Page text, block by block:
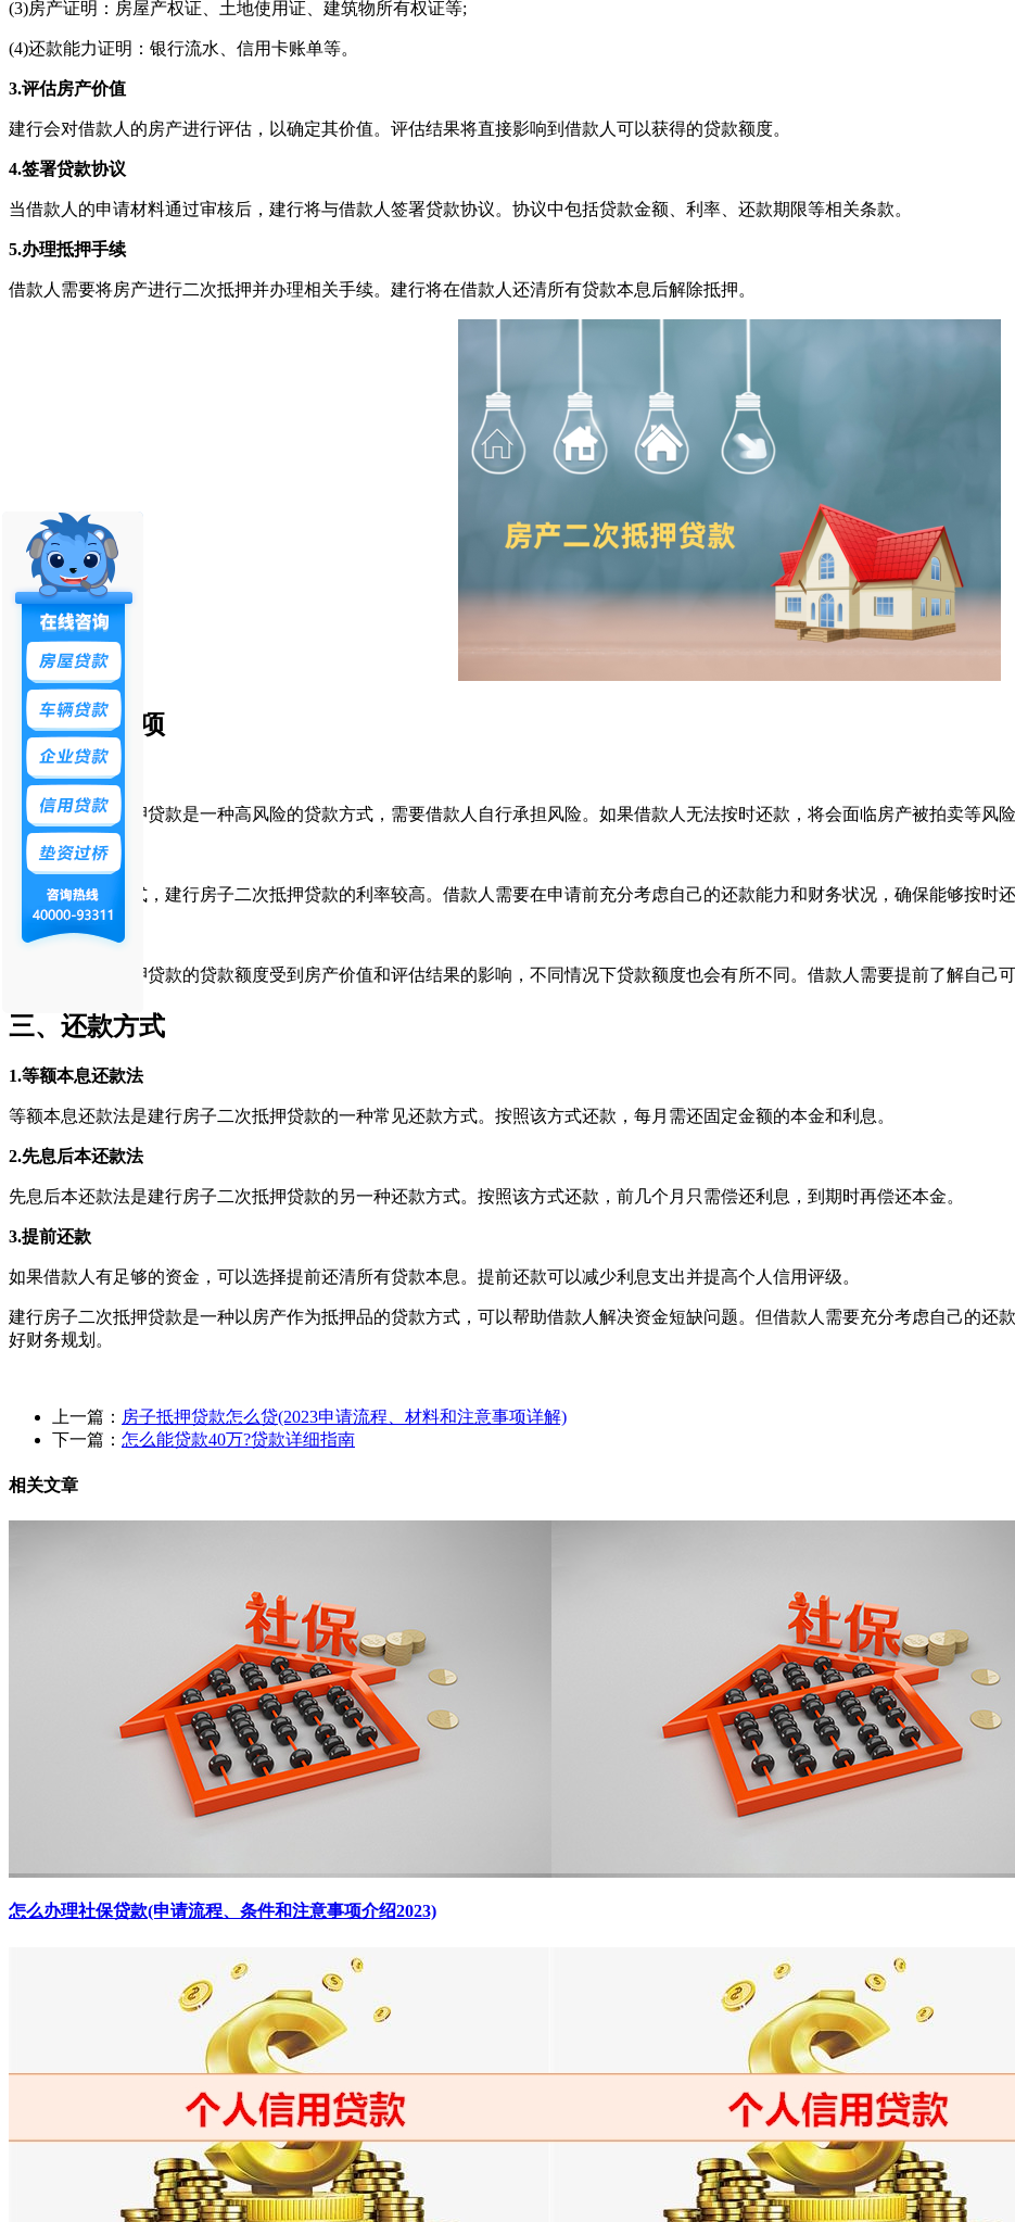
(3)房产证明：房屋产权证、土地使用证、建筑物所有权证等;
(4)还款能力证明：银行流水、信用卡账单等。
3.评估房产价值
建行会对借款人的房产进行评估，以确定其价值。评估结果将直接影响到借款人可以获得的贷款额度。
4.签署贷款协议
当借款人的申请材料通过审核后，建行将与借款人签署贷款协议。协议中包括贷款金额、利率、还款期限等相关条款。
5.办理抵押手续
借款人需要将房产进行二次抵押并办理相关手续。建行将在借款人还清所有贷款本息后解除抵押。
二、注意事项
1.风险提示
建行房子二次抵押贷款是一种高风险的贷款方式，需要借款人自行承担风险。如果借款人无法按时还款，将会面临房产被拍卖等风险
2.利率较高
相比其他贷款方式，建行房子二次抵押贷款的利率较高。借款人需要在申请前充分考虑自己的还款能力和财务状况，确保能够按时还
3.贷款额度有限
建行房子二次抵押贷款的贷款额度受到房产价值和评估结果的影响，不同情况下贷款额度也会有所不同。借款人需要提前了解自己
三、还款方式
1.等额本息还款法
等额本息还款法是建行房子二次抵押贷款的一种常见还款方式。按照该方式还款，每月需还固定金额的本金和利息。
2.先息后本还款法
先息后本还款法是建行房子二次抵押贷款的另一种还款方式。按照该方式还款，前几个月只需偿还利息，到期时再偿还本金。
3.提前还款
如果借款人有足够的资金，可以选择提前还清所有贷款本息。提前还款可以减少利息支出并提高个人信用评级。
建行房子二次抵押贷款是一种以房产作为抵押品的贷款方式，可以帮助借款人解决资金短缺问题。但借款人需要充分考虑自己的还
好财务规划。
上一篇： 房子抵押贷款怎么贷(2023申请流程、材料和注意事项详解)
下一篇： 怎么能贷款40万?贷款详细指南
相关文章
怎么办理社保贷款(申请流程、条件和注意事项介绍2023)